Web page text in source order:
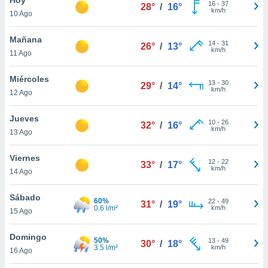
en
más
nuestra
de
cookies
aceptar
10 Ago
28° / 16° 16- 37
km/h
Mañana
11 Ago
26° / 13° 14- 31
km/h
Miércoles
12 Ago
29° / 14° 13- 30
km/h
Jueves
13 Ago
32° / 16° 10- 26
km/h
Viernes
14 Ago
33° / 17° 12- 22
km/h
Sábado
15 Ago
60%
0.6 l/m²
31° / 19° 22- 49
km/h
Domingo
16 Ago
50%
3.5 l/m²
30° / 18° 13- 49
km/h